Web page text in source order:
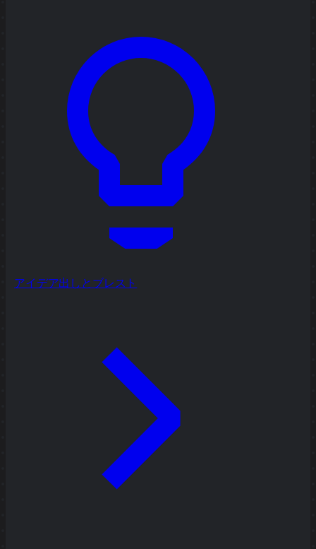
アイデア出しとブレスト